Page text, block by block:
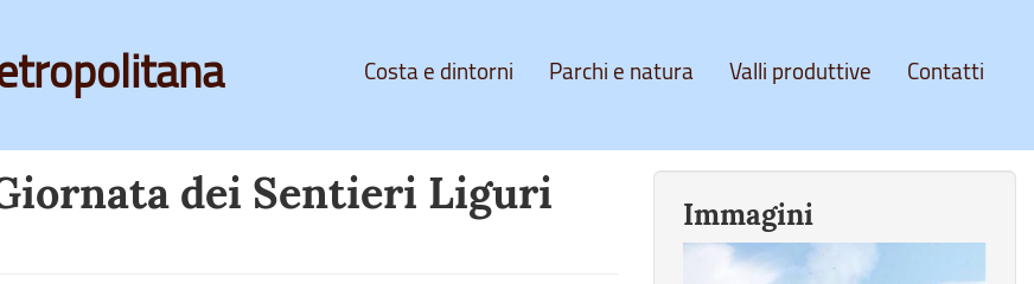
Costa e dintorni Parchi e natura Valli produttive Contatti
dei Sentieri Liguri
Immagini